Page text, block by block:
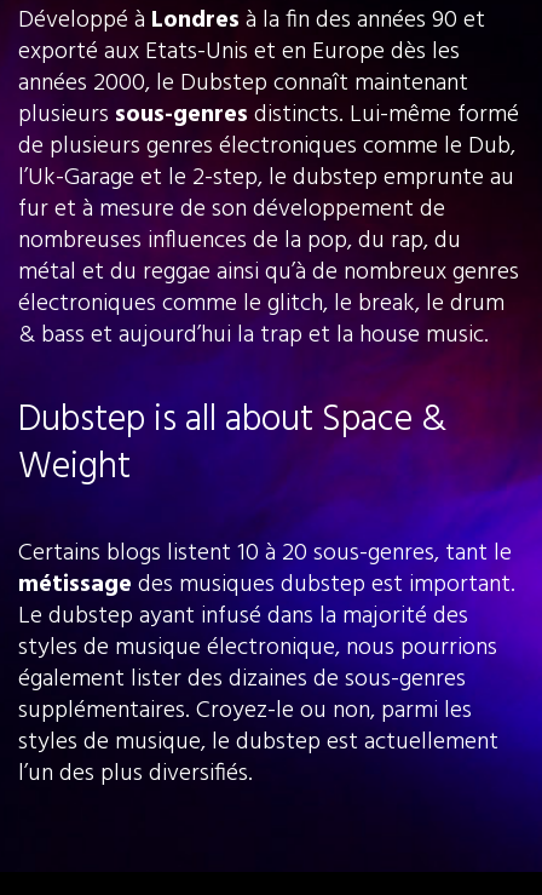
Développé à Londresà la fin des années 90 et
exporté aux Etats-Unis et en Europe dès les
années 2000, le Dubstep connaît maintenant
plusieurs sous-genresdistincts. Lui-même formé
de plusieurs genres électroniques comme le Dub,
l’Uk-Garage et le 2-step, le dubstep emprunte au
fur et à mesure de son développement de
nombreuses influences de la pop, du rap, du
métal et du reggae ainsi qu’à de nombreux genres
électroniques comme le glitch, le break, le drum
& bass et aujourd’hui la trap et la house music.
Dubstep is all about Space &
Weight
Certains blogs listent 10 à 20 sous-genres, tant le
métissagedes musiques dubstep est important.
Le dubstep ayant infusé dans la majorité des
styles de musique électronique, nous pourrions
également lister des dizaines de sous-genres
supplémentaires. Croyez-le ou non, parmi les
styles de musique, le dubstep est actuellement
l’un des plus diversifiés.